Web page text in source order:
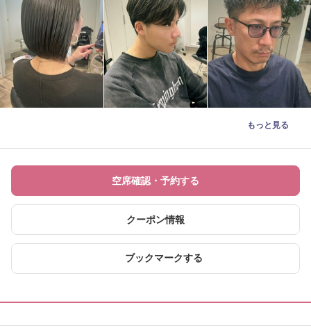
もっと見る
空席確認・予約する
クーポン情報
ブックマークする